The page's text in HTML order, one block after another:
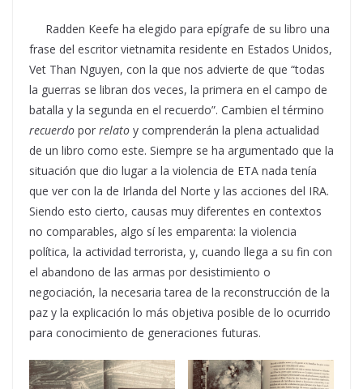
Radden Keefe ha elegido para epígrafe de su libro una
frase del escritor vietnamita residente en Estados Unidos,
Vet Than Nguyen, con la que nos advierte de que “todas
la guerras se libran dos veces, la primera en el campo de
batalla y la segunda en el recuerdo”. Cambien el término
recuerdo por relato y comprenderán la plena actualidad
de un libro como este. Siempre se ha argumentado que la
situación que dio lugar a la violencia de ETA nada tenía
que ver con la de Irlanda del Norte y las acciones del IRA.
Siendo esto cierto, causas muy diferentes en contextos
no comparables, algo sí les emparenta: la violencia
política, la actividad terrorista, y, cuando llega a su fin con
el abandono de las armas por desistimiento o
negociación, la necesaria tarea de la reconstrucción de la
paz y la explicación lo más objetiva posible de lo ocurrido
para conocimiento de generaciones futuras.